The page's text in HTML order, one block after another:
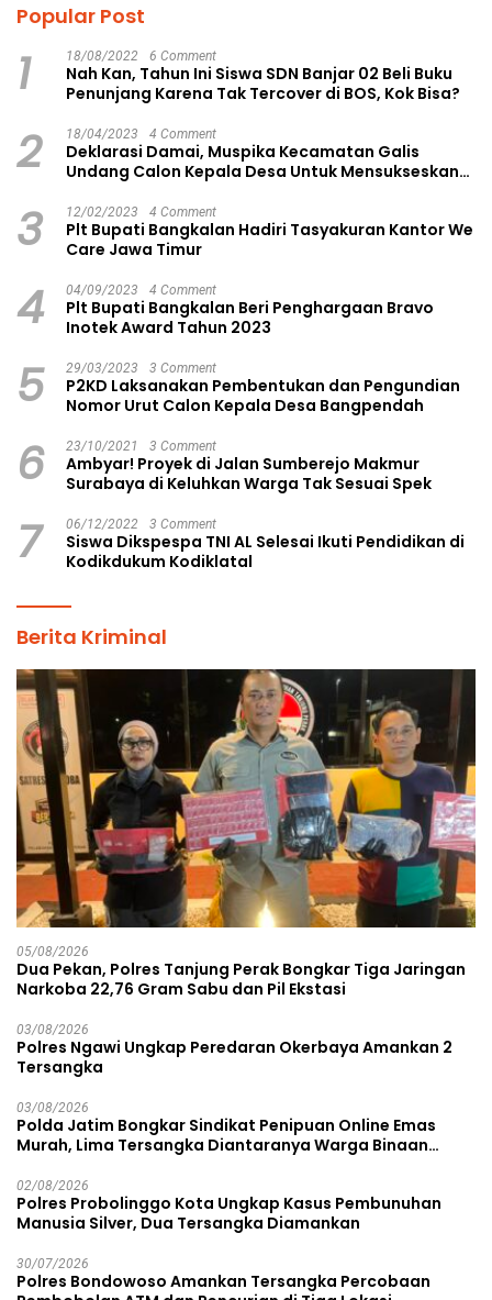
Popular Post
1 18/08/2022 6 Comment
Nah Kan, Tahun Ini Siswa SDN Banjar 02 Beli Buku
Penunjang Karena Tak Tercover di BOS, Kok Bisa?
2 18/04/2023 4 Comment
Deklarasi Damai, Muspika Kecamatan Galis
Undang Calon Kepala Desa Untuk Mensukseskan
3 12/02/2023 4 Comment
Plt Bupati Bangkalan Hadiri Tasyakuran Kantor We
Care Jawa Timur
4 04/09/2023 4 Comment
Plt Bupati Bangkalan Beri Penghargaan Bravo
Inotek Award Tahun 2023
5 29/03/2023 3 Comment
P2KD Laksanakan Pembentukan dan Pengundian
Nomor Urut Calon Kepala Desa Bangpendah
6 23/10/2021 3 Comment
Ambyar! Proyek di Jalan Sumberejo Makmur
Surabaya di Keluhkan Warga Tak Sesuai Spek
7 06/12/2022 3 Comment
Siswa Dikspespa TNI AL Selesai Ikuti Pendidikan di
Kodikdukum Kodiklatal
Berita Kriminal
05/08/2026
Dua Pekan, Polres Tanjung Perak Bongkar Tiga Jaringan
Narkoba 22,76 Gram Sabu dan Pil Ekstasi
03/08/2026
Polres Ngawi Ungkap Peredaran Okerbaya Amankan 2
Tersangka
03/08/2026
Polda Jatim Bongkar Sindikat Penipuan Online Emas
Murah, Lima Tersangka Diantaranya Warga Binaan
02/08/2026
Polres Probolinggo Kota Ungkap Kasus Pembunuhan
Manusia Silver, Dua Tersangka Diamankan
30/07/2026
Polres Bondowoso Amankan Tersangka Percobaan